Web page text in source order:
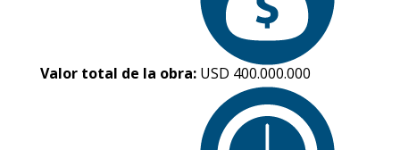
Valor total de la obra: USD 400.000.000